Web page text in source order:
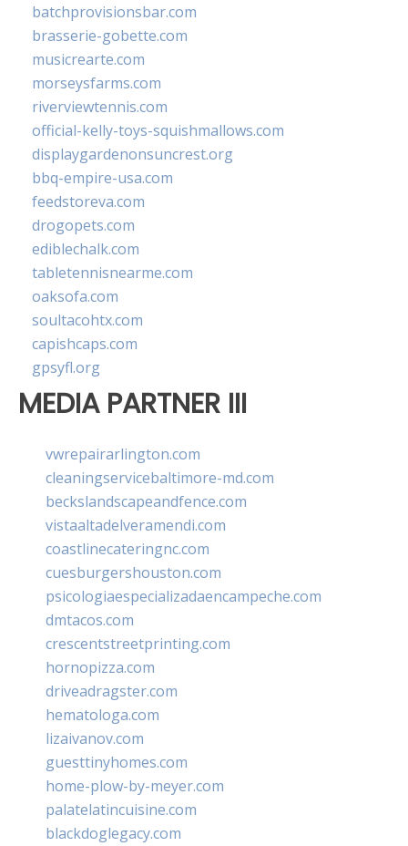
batchprovisionsbar.com
brasserie-gobette.com
musicrearte.com
morseysfarms.com
riverviewtennis.com
official-kelly-toys-squishmallows.com
displaygardenonsuncrest.org
bbq-empire-usa.com
feedstoreva.com
drogopets.com
ediblechalk.com
tabletennisnearme.com
oaksofa.com
soultacohtx.com
capishcaps.com
gpsyfl.org
MEDIA PARTNER III
vwrepairarlington.com
cleaningservicebaltimore-md.com
beckslandscapeandfence.com
vistaaltadelveramendi.com
coastlinecateringnc.com
cuesburgershouston.com
psicologiaespecializadaencampeche.com
dmtacos.com
crescentstreetprinting.com
hornopizza.com
driveadragster.com
hematologa.com
lizaivanov.com
guesttinyhomes.com
home-plow-by-meyer.com
palatelatincuisine.com
blackdoglegacy.com